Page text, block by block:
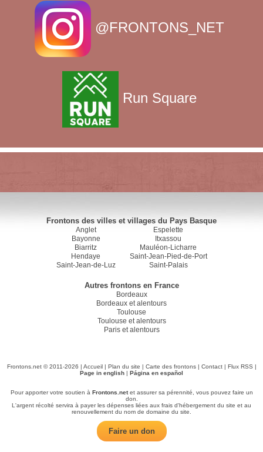
@FRONTONS_NET
Run Square
Frontons des villes et villages du Pays Basque
Anglet
Bayonne
Biarritz
Hendaye
Saint-Jean-de-Luz
Espelette
Itxassou
Mauléon-Licharre
Saint-Jean-Pied-de-Port
Saint-Palais
Autres frontons en France
Bordeaux
Bordeaux et alentours
Toulouse
Toulouse et alentours
Paris et alentours
Frontons.net © 2011-2026 | Accueil| Plan du site | Carte des frontons| Contact| Flux RSS |
Page in english | Página en español
Pour apporter votre soutien à Frontons.netet assurer sa pérennité, vous pouvez faire un
don.
L'argent récolté servira à payer les dépenses liées aux frais d'hébergement du site et au
renouvellement du nom de domaine du site.
Faire un don